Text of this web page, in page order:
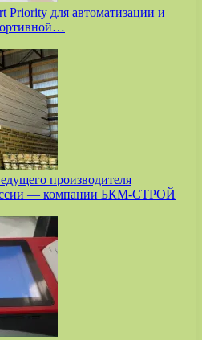
Priority для автоматизации и
производителя
— компании БКМ-СТРОЙ